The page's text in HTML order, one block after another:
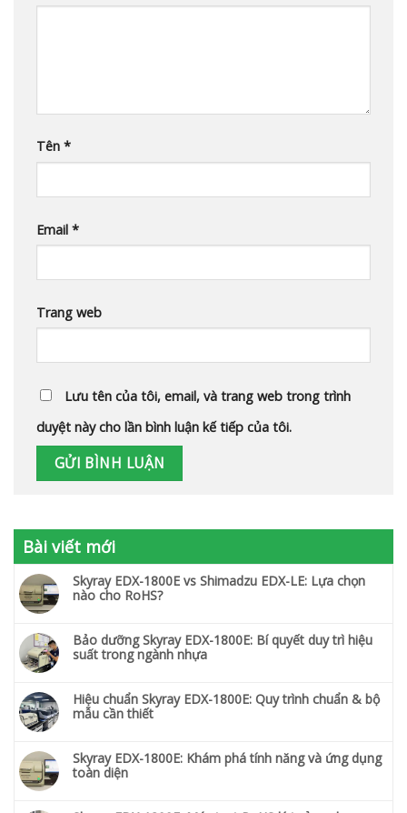
Tên *
Email *
Trang web
Lưu tên của tôi, email, và trang web trong trình
duyệt này cho lần bình luận kế tiếp của tôi.
Bài viết mới
Skyray EDX-1800E vs Shimadzu EDX-LE: Lựa chọn
nào cho RoHS?
Bảo dưỡng Skyray EDX-1800E: Bí quyết duy trì hiệu
suất trong ngành nhựa
Hiệu chuẩn Skyray EDX-1800E: Quy trình chuẩn & bộ
mẫu cần thiết
Skyray EDX-1800E: Khám phá tính năng và ứng dụng
toàn diện